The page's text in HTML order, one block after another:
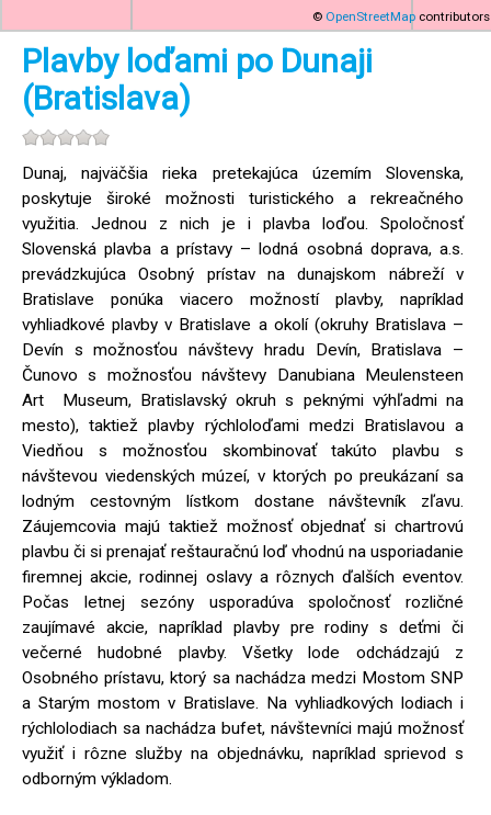
© OpenStreetMap contributors
Plavby loďami po Dunaji
(Bratislava)
Dunaj, najväčšia rieka pretekajúca územím Slovenska,
poskytuje široké možnosti turistického a rekreačného
využitia. Jednou z nich je i plavba loďou. Spoločnosť
Slovenská plavba a prístavy – lodná osobná doprava, a.s.
prevádzkujúca Osobný prístav na dunajskom nábreží v
Bratislave ponúka viacero možností plavby, napríklad
vyhliadkové plavby v Bratislave a okolí (okruhy Bratislava –
Devín s možnosťou návštevy hradu Devín, Bratislava –
Čunovo s možnosťou návštevy Danubiana Meulensteen
Art Museum, Bratislavský okruh s peknými výhľadmi na
mesto), taktiež plavby rýchloloďami medzi Bratislavou a
Viedňou s možnosťou skombinovať takúto plavbu s
návštevou viedenských múzeí, v ktorých po preukázaní sa
lodným cestovným lístkom dostane návštevník zľavu.
Záujemcovia majú taktiež možnosť objednať si chartrovú
plavbu či si prenajať reštauračnú loď vhodnú na usporiadanie
firemnej akcie, rodinnej oslavy a rôznych ďalších eventov.
Počas letnej sezóny usporadúva spoločnosť rozličné
zaujímavé akcie, napríklad plavby pre rodiny s deťmi či
večerné hudobné plavby. Všetky lode odchádzajú z
Osobného prístavu, ktorý sa nachádza medzi Mostom SNP
a Starým mostom v Bratislave. Na vyhliadkových lodiach i
rýchlolodiach sa nachádza bufet, návštevníci majú možnosť
využiť i rôzne služby na objednávku, napríklad sprievod s
odborným výkladom.